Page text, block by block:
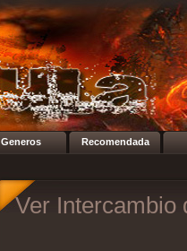
Generos Recomendada
Ver Intercambio